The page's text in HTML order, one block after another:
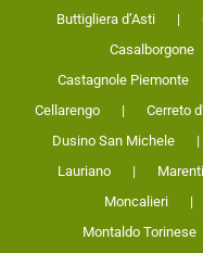
Buttigliera d’Asti
Casalborgone
Castagnole Piemonte
Cellarengo
Cerreto
Dusino San Michele
Lauriano
Moncalieri
Montaldo Torinese